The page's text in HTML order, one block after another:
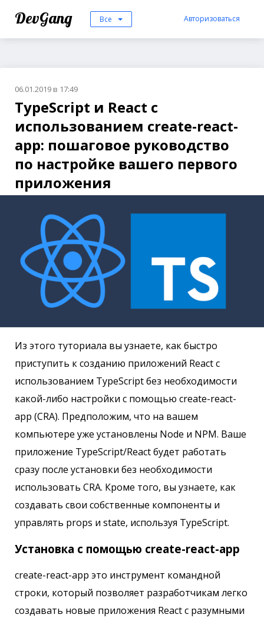
DevGang Все Авторизоваться
06.01.2019 в 17:49
TypeScript и React с
использованием create-react-
app: пошаговое руководство
по настройке вашего первого
приложения
Из этого туториала вы узнаете, как быстро
приступить к созданию приложений React с
использованием TypeScript без необходимости
какой-либо настройки с помощью create-react-
app (CRA). Предположим, что на вашем
компьютере уже установлены Node и NPM. Ваше
приложение TypeScript/React будет работать
сразу после установки без необходимости
использовать CRA. Кроме того, вы узнаете, как
создавать свои собственные компоненты и
управлять props и state, используя TypeScript.
Установка с помощью create-react-app
create-react-app это инструмент командной
строки, который позволяет разработчикам легко
создавать новые приложения React с разумными